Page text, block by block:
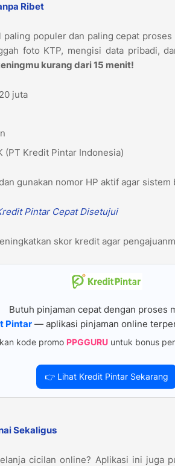
Ribet
populer dan paling cepat
foto KTP, mengisi data pribadi,
kurang dari 15 menit!
juta
(PT Kredit Pintar Indonesia)
gunakan nomor HP aktif agar
Pintar Cepat Disetujui
skor kredit agar
Butuh pinjaman cepat dengan proses
Pintar — aplikasi pinjaman online
kode promo PPGGURU untuk bonus
👉 Lihat Kredit Pintar Sekarang
Sekaligus
cicilan online? Aplikasi ini juga